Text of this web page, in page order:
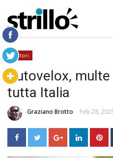
Motori
Autovelox,
tutta Italia
Graziano Brotto Feb 28,